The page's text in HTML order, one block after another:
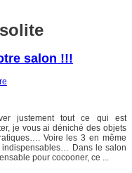
salon !!!
justement tout ce qui est
je vous ai déniché des objets
Voire les 3 en même
indispensables… Dans le salon
pour cocooner, ce ...